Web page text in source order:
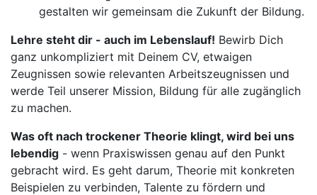
gestalten wir gemeinsam die Zukunft der Bildung.
Lehre steht dir - auch im Lebenslauf! Bewirb Dich
ganz unkompliziert mit Deinem CV, etwaigen
Zeugnissen sowie relevanten Arbeitszeugnissen und
werde Teil unserer Mission, Bildung für alle zugänglich
zu machen.
Was oft nach trockener Theorie klingt, wird bei uns
lebendig - wenn Praxiswissen genau auf den Punkt
gebracht wird. Es geht darum, Theorie mit konkreten
Beispielen zu verbinden, Talente zu fördern und